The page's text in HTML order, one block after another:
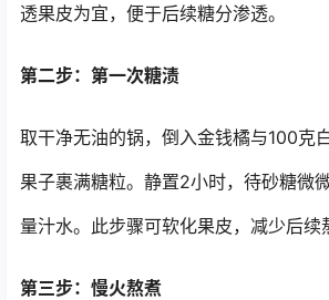
透果皮为宜，便于后续糖分渗透。
第二步：第一次糖渍
取干净无油的锅，倒入金钱橘与100克
果子裹满糖粒。静置2小时，待砂糖微
量汁水。此步骤可软化果皮，减少后续
第三步：慢火熬煮